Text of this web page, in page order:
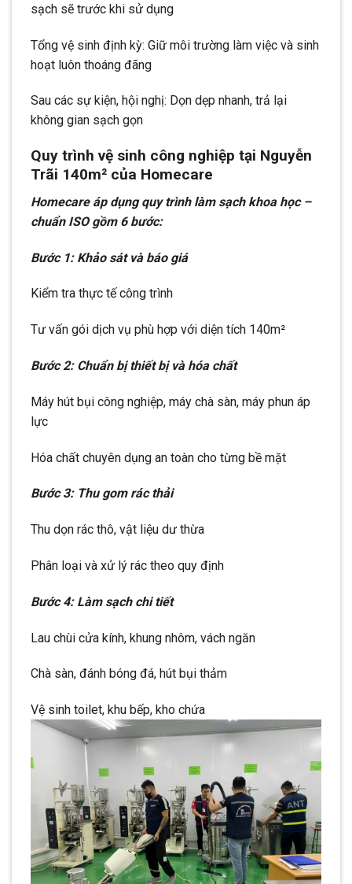
sạch sẽ trước khi sử dụng
Tổng vệ sinh định kỳ: Giữ môi trường làm việc và sinh
hoạt luôn thoáng đãng
Sau các sự kiện, hội nghị: Dọn dẹp nhanh, trả lại
không gian sạch gọn
Quy trình vệ sinh công nghiệp tại Nguyễn
Trãi 140m² của Homecare
Homecare áp dụng quy trình làm sạch khoa học –
chuẩn ISO gồm 6 bước:
Bước 1: Khảo sát và báo giá
Kiểm tra thực tế công trình
Tư vấn gói dịch vụ phù hợp với diện tích 140m²
Bước 2: Chuẩn bị thiết bị và hóa chất
Máy hút bụi công nghiệp, máy chà sàn, máy phun áp
lực
Hóa chất chuyên dụng an toàn cho từng bề mặt
Bước 3: Thu gom rác thải
Thu dọn rác thô, vật liệu dư thừa
Phân loại và xử lý rác theo quy định
Bước 4: Làm sạch chi tiết
Lau chùi cửa kính, khung nhôm, vách ngăn
Chà sàn, đánh bóng đá, hút bụi thảm
Vệ sinh toilet, khu bếp, kho chứa